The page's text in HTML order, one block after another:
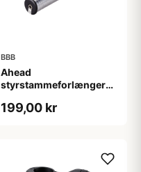
BBB
Ahead
styrstammeforlænger
199,00 kr